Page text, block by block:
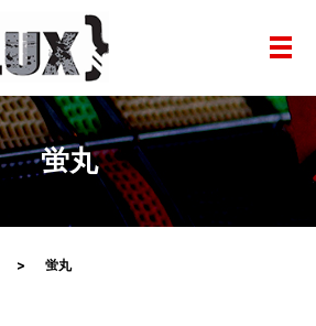
メ
蛍丸
蛍丸